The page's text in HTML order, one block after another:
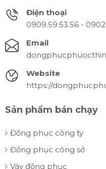
Điện thoại
0909.59.53.56 -
Email
Website
https://
Sản phẩm bán chạy
Đồng phục công ty
Đồng phục công sở
Váy đồng phục